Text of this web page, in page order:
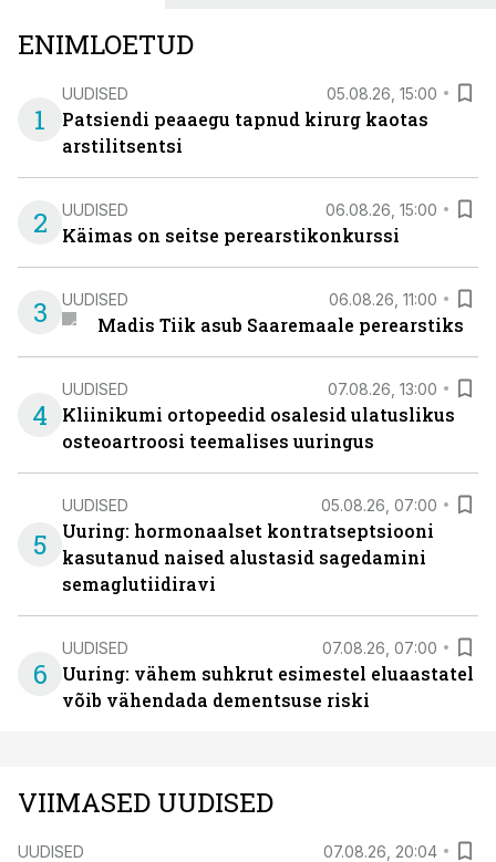
ENIMLOETUD
1
UUDISED 05.08.26, 15:00
Patsiendi peaaegu tapnud kirurg kaotas
arstilitsentsi
2 UUDISED 06.08.26, 15:00
Käimas on seitse perearstikonkurssi
3 UUDISED 06.08.26, 11:00
Madis Tiik asub Saaremaale perearstiks
4
UUDISED 07.08.26, 13:00
Kliinikumi ortopeedid osalesid ulatuslikus
osteoartroosi teemalises uuringus
5
UUDISED 05.08.26, 07:00
Uuring: hormonaalset kontratseptsiooni
kasutanud naised alustasid sagedamini
semaglutiidiravi
6
UUDISED 07.08.26, 07:00
Uuring: vähem suhkrut esimestel eluaastatel
võib vähendada dementsuse riski
VIIMASED UUDISED
UUDISED 07.08.26, 20:04